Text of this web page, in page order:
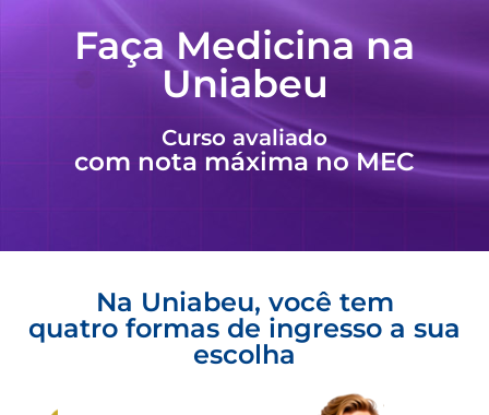
Faça Medicina na
Uniabeu
Curso avaliado
com nota máxima no MEC
Na Uniabeu, você tem
quatro formas de ingresso a sua
escolha